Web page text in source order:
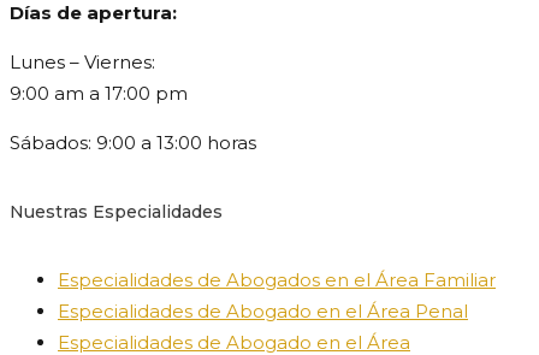
Días de apertura:
Lunes – Viernes:
9:00 am a 17:00 pm
Sábados: 9:00 a 13:00 horas
Nuestras Especialidades
Especialidades de Abogados en el Área Familiar
Especialidades de Abogado en el Área Penal
Especialidades de Abogado en el Área